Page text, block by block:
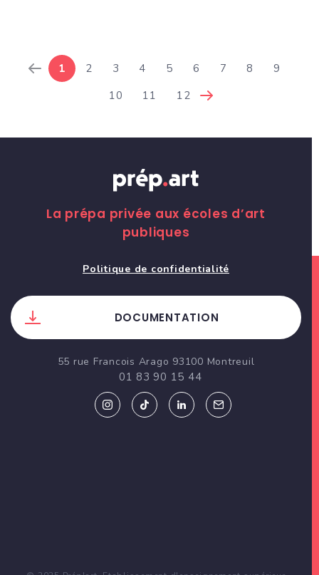
1 2 3 4 5 6 7 8
9
10
11 12
La prépa privée aux écoles d’art
publiques
Politique de confidentialité
DOCUMENTATION
55 rue Francois Arago 93100 Montreuil
01 83 90 15 44